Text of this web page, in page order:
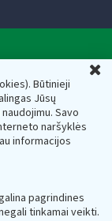
Būtinieji
Jūsų
Savo
naršyklės
informacijos
pagrindines
tinkamai veikti.
el.paštas:
Lietuvos
Juridinių